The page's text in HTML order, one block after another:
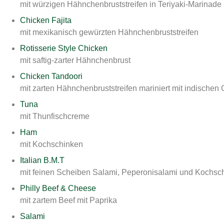
mit würzigen Hähnchenbruststreifen in Teriyaki-Marinade
Chicken Fajita
mit mexikanisch gewürzten Hähnchenbruststreifen
Rotisserie Style Chicken
mit saftig-zarter Hähnchenbrust
Chicken Tandoori
mit zarten Hähnchenbruststreifen mariniert mit indischen
Tuna
mit Thunfischcreme
Ham
mit Kochschinken
Italian B.M.T
mit feinen Scheiben Salami, Peperonisalami und
Philly Beef & Cheese
mit zartem Beef mit Paprika
Salami